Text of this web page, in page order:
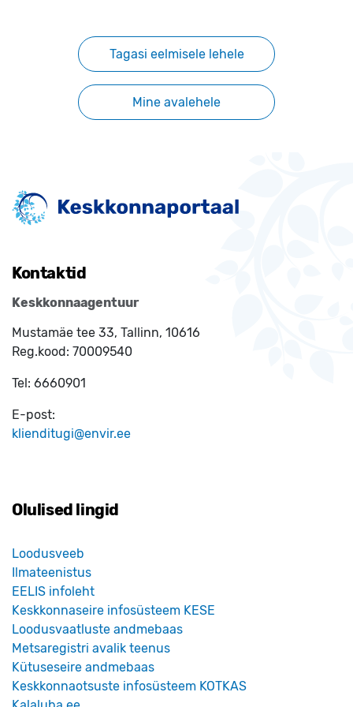
Tagasi eelmisele lehele
Mine avalehele
Kontaktid
Keskkonnaagentuur
Mustamäe tee 33, Tallinn, 10616
Reg.kood: 70009540
Tel: 6660901
E-post:
klienditugi@envir.ee
Olulised lingid
Loodusveeb
Ilmateenistus
EELIS infoleht
Keskkonnaseire infosüsteem KESE
Loodusvaatluste andmebaas
Metsaregistri avalik teenus
Kütuseseire andmebaas
Keskkonnaotsuste infosüsteem KOTKAS